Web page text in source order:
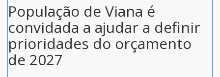
População de Viana é
convidada a ajudar a definir
prioridades do orçamento
de 2027